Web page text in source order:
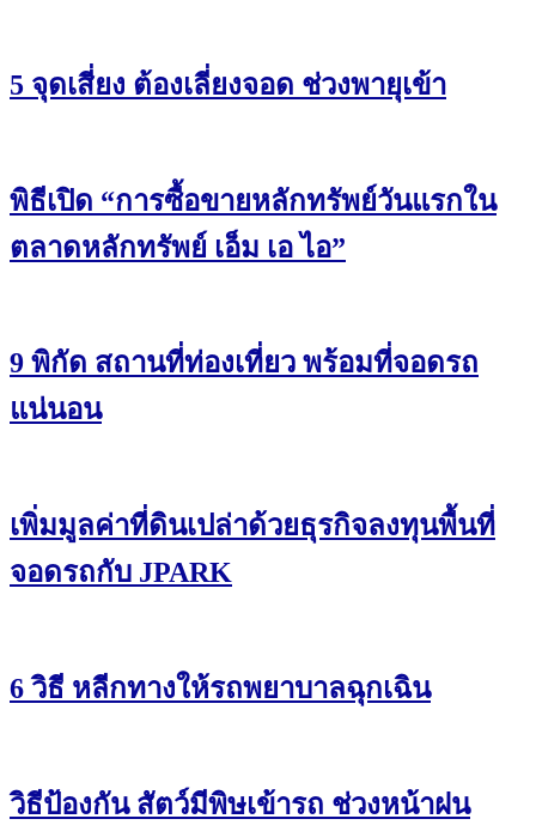
5 จุดเสี่ยง ต้องเลี่ยงจอด ช่วงพายุเข้า
พิธีเปิด “การซื้อขายหลักทรัพย์วันแรกใน
ตลาดหลักทรัพย์ เอ็ม เอ ไอ”
9 พิกัด สถานที่ท่องเที่ยว พร้อมที่จอดรถ
แน่นอน
เพิ่มมูลค่าที่ดินเปล่าด้วยธุรกิจลงทุนพื้นที่
จอดรถกับ JPARK
6 วิธี หลีกทางให้รถพยาบาลฉุกเฉิน
วิธีป้องกัน สัตว์มีพิษเข้ารถ ช่วงหน้าฝน